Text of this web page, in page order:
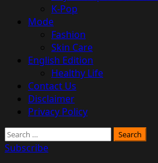
K-Pop
Mode
Fashion
Skin Care
English Edition
Healthy Life
Contact Us
Disclaimer
Privacy Policy
Search
for:
Subscribe